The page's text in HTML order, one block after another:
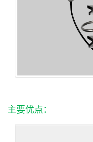
主要优点：